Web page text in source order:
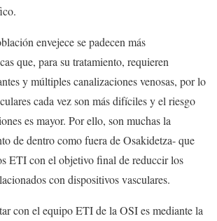
envejece se padecen más
que, para su tratamiento, requieren
y múltiples canalizaciones venosas, por lo
cada vez son más difíciles y el riesgo
es mayor. Por ello, son muchas la
de dentro como fuera de Osakidetza- que
ETI con el objetivo final de reduccir los
con dispositivos vasculares.
con el equipo ETI de la OSI es mediante la